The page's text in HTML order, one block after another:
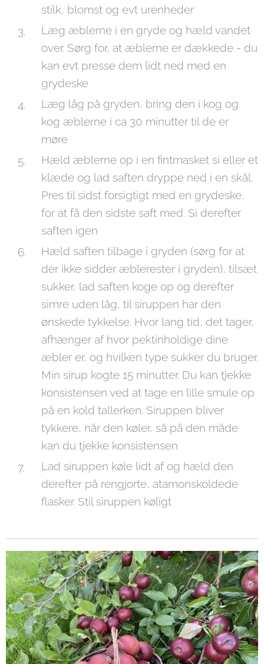
stilk, blomst og evt urenheder
Læg æblerne i en gryde og hæld vandet
over. Sørg for, at æblerne er dækkede - du
kan evt presse dem lidt ned med en
grydeske
Læg låg på gryden, bring den i kog og
kog æblerne i ca 30 minutter til de er
møre
Hæld æblerne op i en fintmasket si eller et
klæde og lad saften dryppe ned i en skål.
Pres til sidst forsigtigt med en grydeske,
for at få den sidste saft med. Si derefter
saften igen
Hæld saften tilbage i gryden (sørg for at
der ikke sidder æblerester i gryden), tilsæt
sukker, lad saften koge op og derefter
simre uden låg, til siruppen har den
ønskede tykkelse. Hvor lang tid, det tager,
afhænger af hvor pektinholdige dine
æbler er, og hvilken type sukker du bruger.
Min sirup kogte 15 minutter. Du kan tjekke
konsistensen ved at tage en lille smule op
på en kold tallerken. Siruppen bliver
tykkere, når den køler, så på den måde
kan du tjekke konsistensen
Lad siruppen køle lidt af og hæld den
derefter på rengjorte, atamonskoldede
flasker. Stil siruppen køligt